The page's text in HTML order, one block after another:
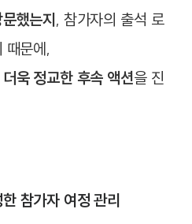
했는지, 참가자의 출석 로
때문에,
욱 정교한 후속 액션을 진
참가자 여정 관리